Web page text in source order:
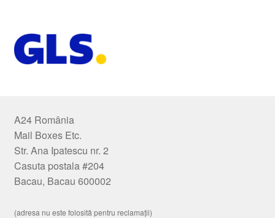
A24 România
Mail Boxes Etc.
Str. Ana Ipatescu nr. 2
Casuta postala #204
Bacau, Bacau 600002
(adresa nu este folosită pentru reclamații)